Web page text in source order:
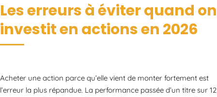
Les erreurs à éviter quand on
investit en actions en 2026
Acheter une action parce qu’elle vient de monter fortement est
l’erreur la plus répandue. La performance passée d’un titre sur 12